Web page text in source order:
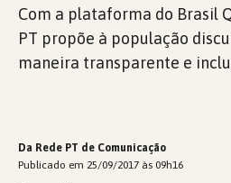
Com a plataforma do Brasil
PT propõe à população
maneira transparente e
Da Rede PT de Comunicação
Publicado em 25/09/2017 às 09h16